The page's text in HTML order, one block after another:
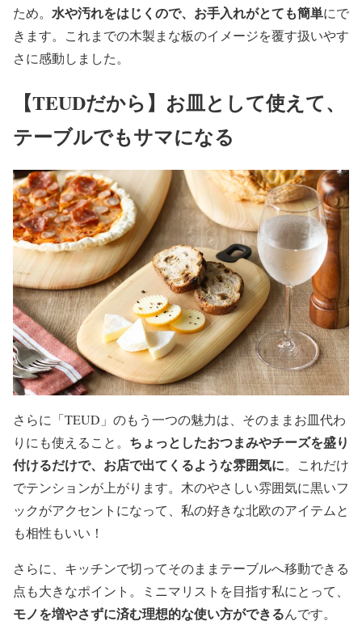
ため。 水や汚れをはじくので、お手入れがとても簡単にで
きます。これまでの木製まな板のイメージを覆す扱いやす
さに感動しました。
【TEUDだから】お皿として使えて、
テーブルでもサマになる
さらに「TEUD」のもう一つの魅力は、そのままお皿代わ
りにも使えること。 ちょっとしたおつまみやチーズを盛り
付けるだけで、お店で出てくるような雰囲気に。これだけ
でテンションが上がります。木のやさしい雰囲気に黒いフ
ックがアクセントになって、私の好きな北欧のアイテムと
も相性もいい！
さらに、キッチンで切ってそのままテーブルへ移動できる
点も大きなポイント。ミニマリストを目指す私にとって、
モノを増やさずに済む理想的な使い方ができるんです。